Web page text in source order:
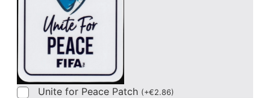
Unite for Peace Patch (+€2.86)